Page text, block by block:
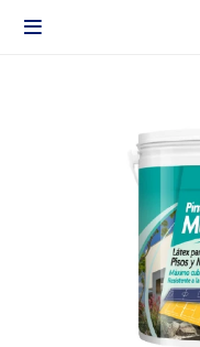
